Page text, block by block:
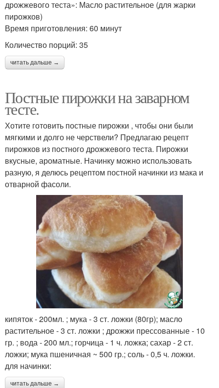
дрожжевого теста»: Масло растительное (для жарки
пирожков)
Время приготовления: 60 минут
Количество порций: 35
читать дальше →
Постные пирожки на заварном
тесте.
Хотите готовить постные пирожки , чтобы они были
мягкими и долго не черствели? Предлагаю рецепт
пирожков из постного дрожжевого теста. Пирожки
вкусные, ароматные. Начинку можно использовать
разную, я делюсь рецептом постной начинки из мака и
отварной фасоли.
кипяток - 200мл. ; мука - 3 ст. ложки (80гр); масло
растительное - 3 ст. ложки ; дрожжи прессованные - 10
гр. ; вода - 200 мл.; горчица - 1 ч. ложка; сахар - 2 ст.
ложки; мука пшеничная ~ 500 гр.; соль - 0,5 ч. ложки.
для начинки:
читать дальше →